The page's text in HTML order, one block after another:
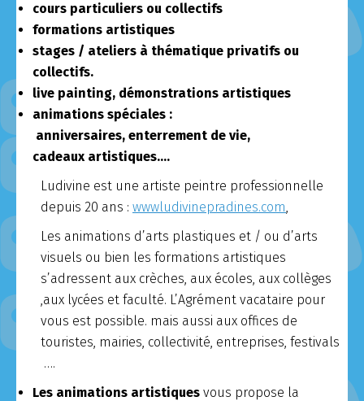
cours particuliers ou collectifs
formations artistiques
stages / ateliers à thématique privatifs ou
collectifs.
live painting, démonstrations artistiques
animations spéciales :
anniversaires, enterrement de vie,
cadeaux artistiques….
Ludivine est une artiste peintre professionnelle
depuis 20 ans : wwwludivinepradines.com,
Les animations d’arts plastiques et / ou d’arts
visuels ou bien les formations artistiques
s’adressent aux crèches, aux écoles, aux collèges
,aux lycées et faculté. L’Agrément vacataire pour
vous est possible. mais aussi aux offices de
touristes, mairies, collectivité, entreprises, festivals
….
Les animations artistiques vous propose la